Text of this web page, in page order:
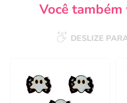
Você
DESLIZE
Campanha